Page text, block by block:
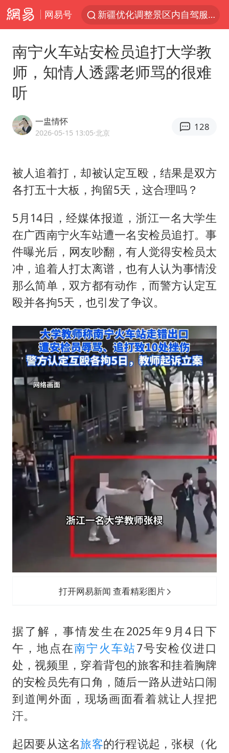
网易号
新疆优化调整景区内自驾服务费
WTT横滨冠军赛国乒女单三将晋级四强
西湖突现狂风暴雨 游客瞬间被浇透
《欢迎来龙餐馆》口碑
郑丽文：台湾从来没有“独立”过
酒店回应车内过夜被收150元
商场现钱学森巨幅海报 负责人回应
杭州全市有序停课
36岁男演员成景区NPC后人气爆棚
“不怕六爷挂得多 就怕六爷挂一颗”
全民健身事业高质量发展
乐享全民健身 共筑健康中国
南宁火车站安检员追打大学教
师，知情人透露老师骂的很难
听
一盅情怀
2026-05-15 13:05·北京
128
被人追着打，却被认定互殴，结果是双方
各打五十大板，拘留5天，这合理吗？
5月14日，经媒体报道，浙江一名大学生
在广西南宁火车站遭一名安检员追打。事
件曝光后，网友吵翻，有人觉得安检员太
冲，追着人打太离谱，也有人认为事情没
那么简单，双方都有动作，而警方认定互
殴并各拘5天，也引发了争议。
打开网易新闻 查看精彩图片
据了解，事情发生在2025年9月4日下
午，地点在南宁火车站7号安检仪进口
处，视频里，穿着背包的旅客和挂着胸牌
的安检员先有口角，随后一路从进站口闹
到道闸外面，现场画面看着就让人捏把
汗。
起因要从这名旅客的行程说起，张棂（化